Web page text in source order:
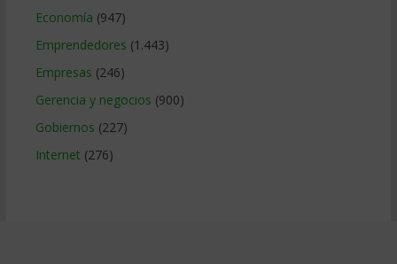
Economía (947)
Emprendedores (1.443)
Empresas (246)
Gerencia y negocios (900)
Gobiernos (227)
Internet (276)